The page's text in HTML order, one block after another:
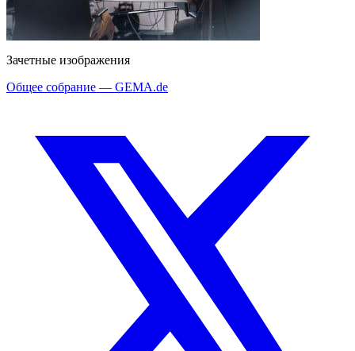
Зачетные изображения
Общее собрание — GEMA.de